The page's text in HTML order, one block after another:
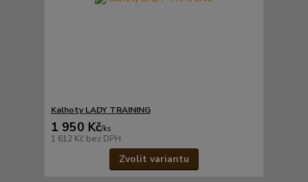
Kalhoty LADY TRAINING
1 950 Kč/ks
1 612 Kč bez DPH
Zvolit variantu